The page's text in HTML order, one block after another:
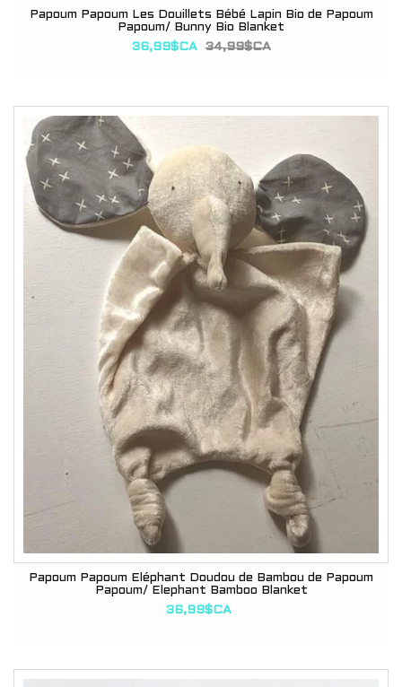
Papoum Papoum Les Douillets Bébé Lapin Bio de Papoum
Papoum/ Bunny Bio Blanket
36,99$CA
34,99$CA
Papoum Papoum Éléphant Doudou de Bambou de Papoum
Papoum/ Elephant Bamboo Blanket
36,99$CA